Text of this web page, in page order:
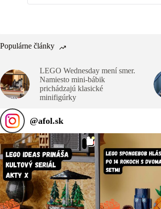
Populárne články
LEGO Wednesday mení smer.
Namiesto mini-bábik
prichádzajú klasické
minifigúrky
@afol.sk